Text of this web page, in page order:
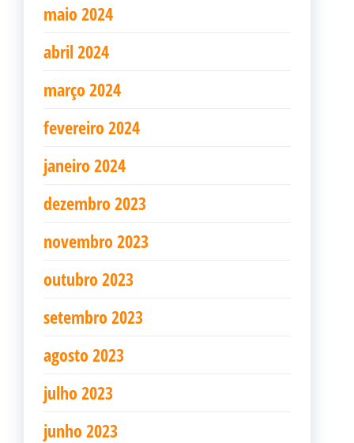
maio 2024
abril 2024
março 2024
fevereiro 2024
janeiro 2024
dezembro 2023
novembro 2023
outubro 2023
setembro 2023
agosto 2023
julho 2023
junho 2023